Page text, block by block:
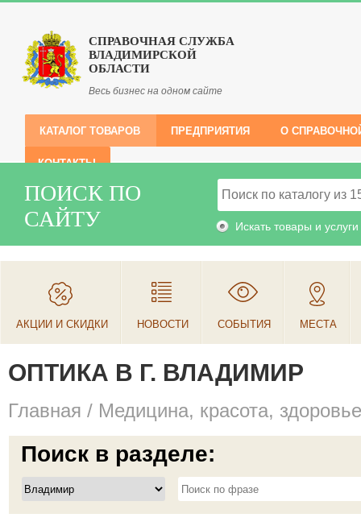
СПРАВОЧНАЯ СЛУЖБА
ВЛАДИМИРСКОЙ
ОБЛАСТИ
Весь бизнес на одном сайте
КАТАЛОГ ТОВАРОВ ПРЕДПРИЯТИЯ О
КОНТАКТЫ
ПОИСК ПО
САЙТУ
Искать товары и услуги
АКЦИИ И СКИДКИ НОВОСТИ СОБЫТИЯ МЕСТА
ОПТИКА В Г. ВЛАДИМИР
Главная / Медицина, красота,
Поиск в разделе: